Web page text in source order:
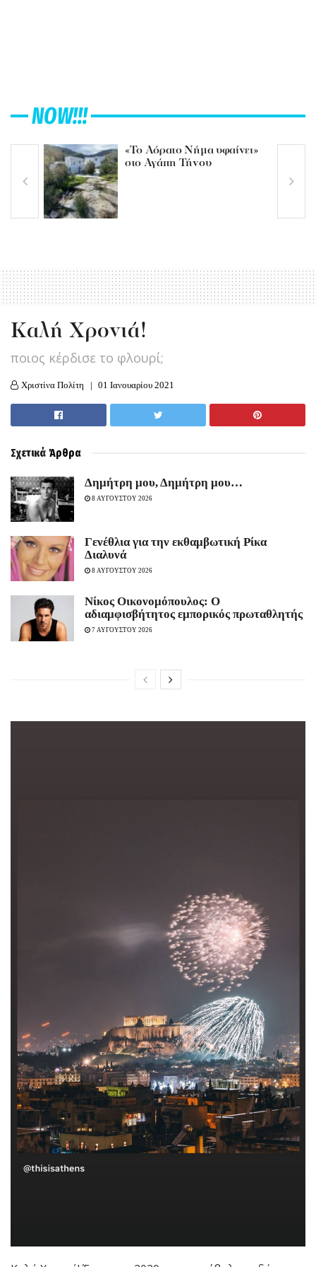
NOW!!!
«Το Αόρατο Νήμα υφαίνει»
στο Αγάπη Τήνου
Καλή Χρονιά!
ποιος κέρδισε το φλουρί;
Χριστίνα Πολίτη 01 Ιανουαρίου 2021
Σχετικά Άρθρα
Δημήτρη μου, Δημήτρη μου…
8 ΑΥΓΟΥΣΤΟΥ 2026
Γενέθλια για την εκθαμβωτική Ρίκα
Διαλυνά
8 ΑΥΓΟΥΣΤΟΥ 2026
Νίκος Οικονομόπουλος: Ο
αδιαμφισβήτητος εμπορικός πρωταθλητής
7 ΑΥΓΟΥΣΤΟΥ 2026